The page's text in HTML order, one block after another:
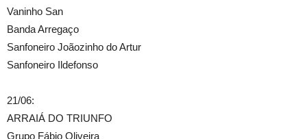
Vaninho San
Banda Arregaço
Sanfoneiro Joãozinho do Artur
Sanfoneiro Ildefonso
21/06:
ARRAIÁ DO TRIUNFO
Grupo Fábio Oliveira